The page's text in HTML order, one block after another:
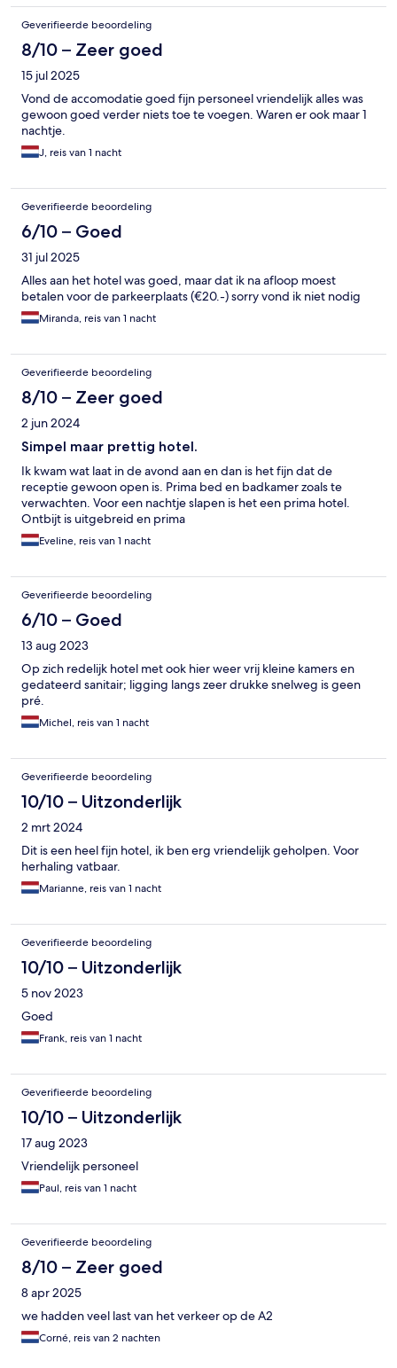
Geverifieerde beoordeling
8/10 – Zeer goed
15 jul 2025
Vond de accomodatie goed fijn personeel vriendelijk alles was
gewoon goed verder niets toe te voegen. Waren er ook maar 1
nachtje.
J, reis van 1 nacht
Geverifieerde beoordeling
6/10 – Goed
31 jul 2025
Alles aan het hotel was goed, maar dat ik na afloop moest
betalen voor de parkeerplaats (€20.-) sorry vond ik niet nodig
Miranda, reis van 1 nacht
Geverifieerde beoordeling
8/10 – Zeer goed
2 jun 2024
Simpel maar prettig hotel.
Ik kwam wat laat in de avond aan en dan is het fijn dat de
receptie gewoon open is. Prima bed en badkamer zoals te
verwachten. Voor een nachtje slapen is het een prima hotel.
Ontbijt is uitgebreid en prima
Eveline, reis van 1 nacht
Geverifieerde beoordeling
6/10 – Goed
13 aug 2023
Op zich redelijk hotel met ook hier weer vrij kleine kamers en
gedateerd sanitair; ligging langs zeer drukke snelweg is geen
pré.
Michel, reis van 1 nacht
Geverifieerde beoordeling
10/10 – Uitzonderlijk
2 mrt 2024
Dit is een heel fijn hotel, ik ben erg vriendelijk geholpen. Voor
herhaling vatbaar.
Marianne, reis van 1 nacht
Geverifieerde beoordeling
10/10 – Uitzonderlijk
5 nov 2023
Goed
Frank, reis van 1 nacht
Geverifieerde beoordeling
10/10 – Uitzonderlijk
17 aug 2023
Vriendelijk personeel
Paul, reis van 1 nacht
Geverifieerde beoordeling
8/10 – Zeer goed
8 apr 2025
we hadden veel last van het verkeer op de A2
Corné, reis van 2 nachten